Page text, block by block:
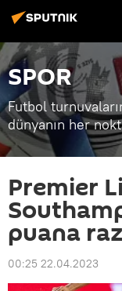
SPOR
Futbol
dünyanın her
Premier
puana
00:25 22.04.2023